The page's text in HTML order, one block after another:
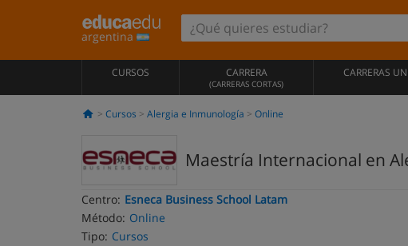
argentina
CURSOS CARRERA
(CARRERAS CORTAS)
CARRERAS
Cursos Alergia e Inmunología Online
Maestría Internacional en
Centro: Esneca Business School Latam
Método: Online
Tipo: Cursos